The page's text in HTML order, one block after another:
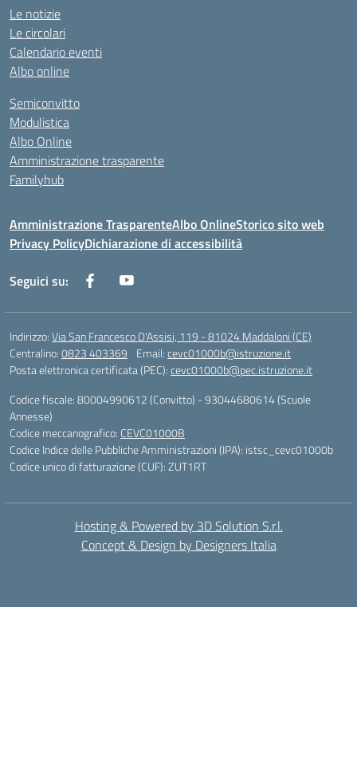
Le notizie
Le circolari
Calendario eventi
Albo online
Semiconvitto
Modulistica
Albo Online
Amministrazione trasparente
Familyhub
Amministrazione TrasparenteAlbo OnlineStorico sito web
Privacy PolicyDichiarazione di accessibilità
Seguici su:
Indirizzo:Via San Francesco D'Assisi, 119 - 81024 Maddaloni (CE)
Centralino:0823 403369 Email:cevc01000b@istruzione.it
Posta elettronica certificata (PEC):cevc01000b@pec.istruzione.it
Codice fiscale: 80004990612 (Convitto) - 93044680614 (Scuole
Annesse)
Codice meccanografico: CEVC01000B
Codice Indice delle Pubbliche Amministrazioni (IPA): istsc_cevc01000b
Codice unico di fatturazione (CUF): ZUT1RT
Hosting & Powered by 3D Solution S.r.l.
Concept & Design by Designers Italia